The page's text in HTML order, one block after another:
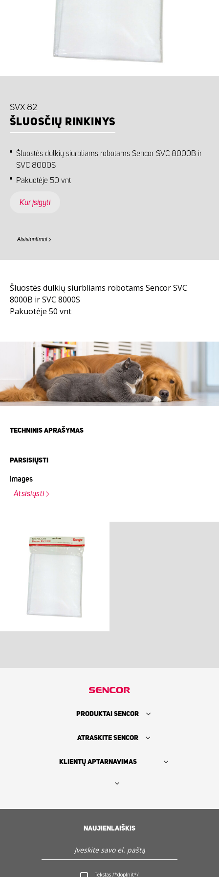
Servisas ir Klientų aptarnavimas
SVX 82
ŠLUOSČIŲ RINKINYS
Šluostės dulkių siurbliams robotams Sencor SVC 8000B ir
SVC 8000S
Pakuotėje 50 vnt
Kur įsigyti
Atsisiuntimai
Šluostės dulkių siurbliams robotams Sencor SVC
8000B ir SVC 8000S
Pakuotėje 50 vnt
TECHNINIS APRAŠYMAS
PARSISIŲSTI
Images
Atsisiųsti
PRODUKTAI SENCOR
ATRASKITE SENCOR
KLIENTŲ APTARNAVIMAS
NAUJIENLAIŠKIS
Tekstas /*doplnit*/